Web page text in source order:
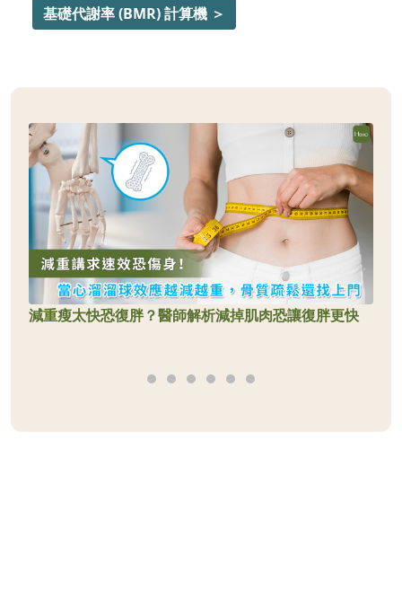
基礎代謝率 (BMR) 計算機 ＞
減重瘦太快恐復胖？醫師解析減掉肌肉恐讓復胖更快